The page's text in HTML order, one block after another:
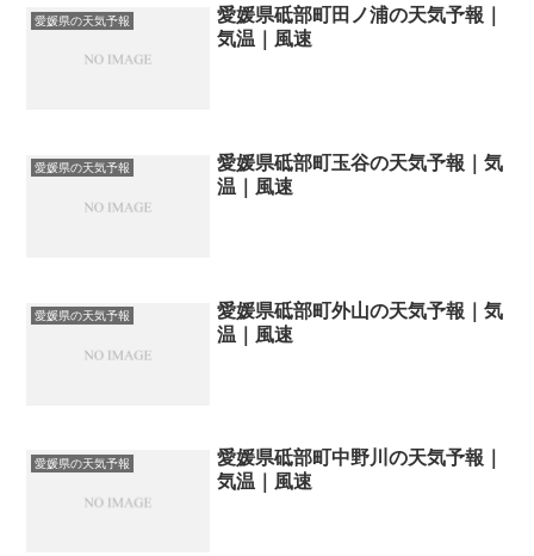
愛媛県の天気予報
愛媛県砥部町田ノ浦の天気予報｜
気温｜風速
愛媛県の天気予報
愛媛県砥部町玉谷の天気予報｜気
温｜風速
愛媛県の天気予報
愛媛県砥部町外山の天気予報｜気
温｜風速
愛媛県の天気予報
愛媛県砥部町中野川の天気予報｜
気温｜風速